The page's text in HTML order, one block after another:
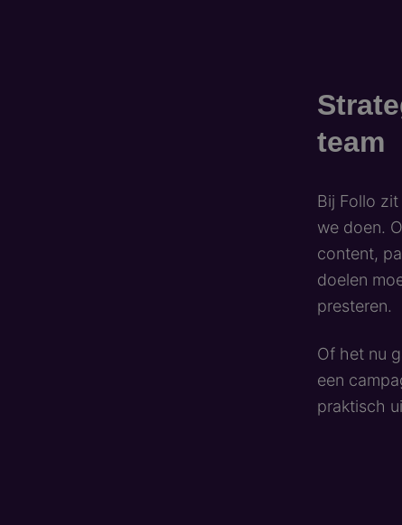
team
Bij Follo
we doen.
content,
doelen
presteren.
Of het nu
een
praktisch